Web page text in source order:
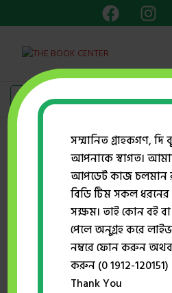
প্রকাশক
সন্দীপন
রাসূলে আরাবি (সা.) হার্ডকাভার
Click to enlarge
রাসূলে আরাবি (সা.) হার্ডকাভার
সম্মানিত গ্রাহকগণ, দি
আপনাকে স্বাগত।
আপডেট কাজ চলমান
বিডি টিম সকল ধরনের
সক্ষম। তাই কোন বই বা
পেলে অনুগ্রহ করে
নম্বরে ফোন করুন
করুন (0 1912-120151)
Thank You